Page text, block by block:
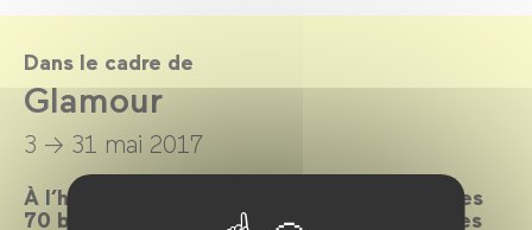
Dans le cadre de
Glamour
3 → 31 mai 2017
À l’heure où le Festival de Cannes souffle ses
70 bougies, le Forum des images célèbre ces